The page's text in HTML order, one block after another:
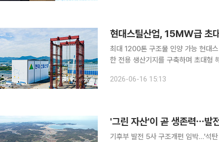
현대스틸산업, 15MW급 초
최대 1200톤 구조물 인양 가능 현대스틸산업이 15MW급 해상풍력 하부구조물 제작과 인양이 가능
한 전용 생산기지를 구축하며 초대형 해상풍력 시
고 밝혔다. 이번 시설 구축은 현
2026-06-16 15:13
'그린 자산'이 곧 생존력⋯발
기후부 발전 5사 구조개편 임박…'석